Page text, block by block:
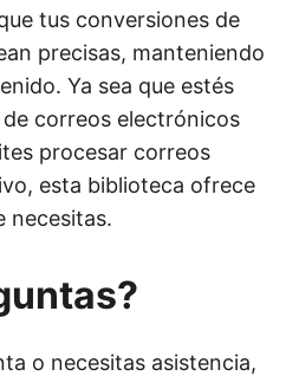
tus conversiones de
precisas, manteniendo
Ya sea que estés
correos electrónicos
procesar correos
esta biblioteca ofrece
necesitas.
o necesitas asistencia,